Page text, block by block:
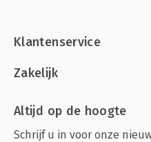
Klantenservice
Zakelijk
Altijd op de hoogte
Schrijf u in voor onze